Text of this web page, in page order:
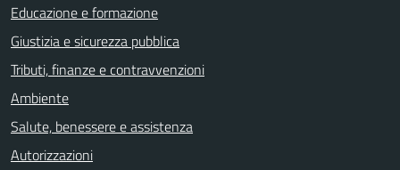
Educazione e formazione
Giustizia e sicurezza pubblica
Tributi, finanze e contravvenzioni
Ambiente
Salute, benessere e assistenza
Autorizzazioni